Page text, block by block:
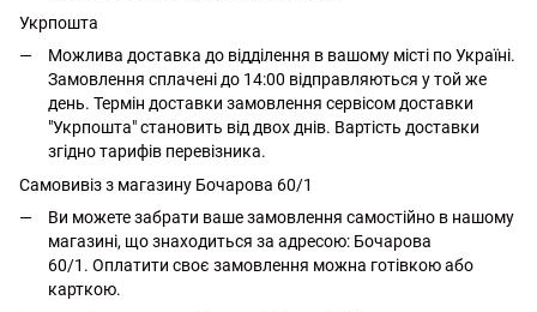
Укрпошта
Можлива доставка до відділення в вашому місті по Україні.
Замовлення сплачені до 14:00 відправляються у той же
день. Термін доставки замовлення сервісом доставки
"Укрпошта" становить від двох днів. Вартість доставки
згідно тарифів перевізника.
Самовивіз з магазину Бочарова 60/1
Ви можете забрати ваше замовлення самостійно в нашому
магазині, що знаходиться за адресою: Бочарова
60/1. Оплатити своє замовлення можна готівкою або
карткою.